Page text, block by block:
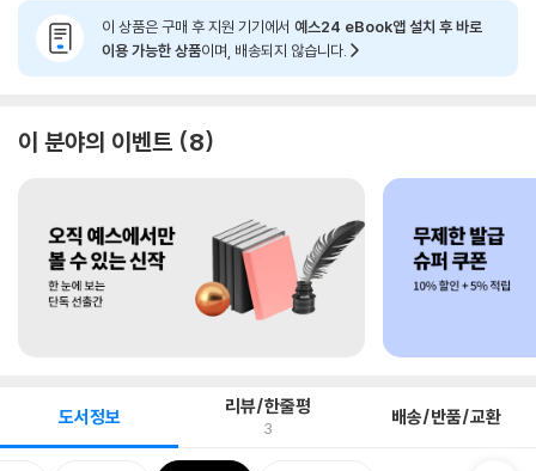
이 상품은 구매 후 지원 기기에서 예스24 eBook앱 설치 후 바로
이용 가능한 상품이며, 배송되지 않습니다.
이 분야의 이벤트 8
도서정보 리뷰/한줄평
3 배송/반품/교환